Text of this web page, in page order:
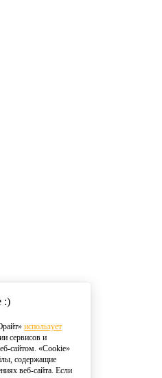
:)
использует
сервисов и
сайтом. «Cookie»
содержащие
веб-сайта. Если